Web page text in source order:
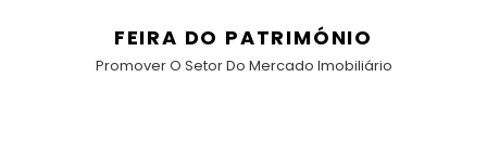
FEIRA DO PATRIMÓNIO
Promover O Setor Do Mercado Imobiliário